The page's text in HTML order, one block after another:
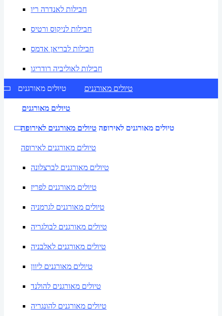
חבילות לאנדרה ריו
חבילות לניקוס ורטיס
חבילות לבריאן אדמס
חבילות לאוליביה רודריגו
טיולים מאורגנים טיולים מאורגנים
טיולים מאורגנים
טיולים מאורגנים לאירופה טיולים מאורגנים לאירופה
טיולים מאורגנים לאירופה
טיולים מאורגנים לברצלונה
טיולים מאורגנים לפריז
טיולים מאורגנים לגרמניה
טיולים מאורגנים לבולגריה
טיולים מאורגנים לאלבניה
טיולים מאורגנים ליוון
טיולים מאורגנים להולנד
טיולים מאורגנים להונגריה